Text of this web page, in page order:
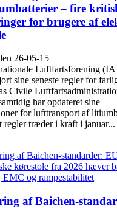
– fire
for brugere af
26-05-15
Luftfartsforening
sine seneste regler for
Civile
har opdateret sine
for lufttransport af
regler træder i kraft i januar...
af Baichen-